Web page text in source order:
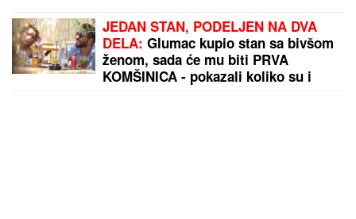
JEDAN STAN, PODELJEN NA DVA
DELA: Glumac kupio stan sa bivšom
ženom, sada će mu biti PRVA
KOMŠINICA - pokazali koliko su i